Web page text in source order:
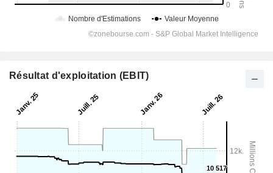
Résultat d'exploitation (EBIT)